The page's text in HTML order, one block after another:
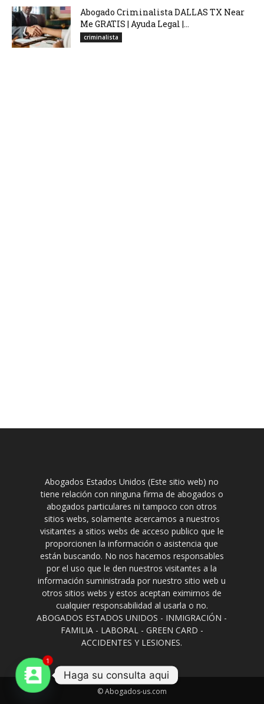
Abogado Criminalista DALLAS TX Near
Me GRATIS | Ayuda Legal |...
criminalista
Abogados Estados Unidos (Este sitio web) no
tiene relación con ninguna firma de abogados o
abogados particulares ni tampoco con otros
sitios webs, solamente acercamos a nuestros
visitantes a sitios webs de acceso publico que le
proporcionen la información o asistencia que
están buscando. No nos hacemos responsables
por el uso que le den nuestros visitantes a la
información suministrada por nuestro sitio web u
otros sitios webs y estos aceptan eximirnos de
cualquier responsabilidad al usarla o no.
ABOGADOS ESTADOS UNIDOS - INMIGRACIÓN -
FAMILIA - LABORAL - GREEN CARD -
ACCIDENTES Y LESIONES.
© Abogados-us.com
1
Haga su consulta aqui